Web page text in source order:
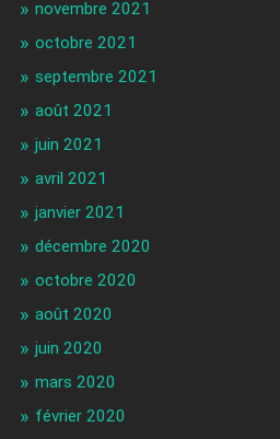
novembre 2021
octobre 2021
septembre 2021
août 2021
juin 2021
avril 2021
janvier 2021
décembre 2020
octobre 2020
août 2020
juin 2020
mars 2020
février 2020